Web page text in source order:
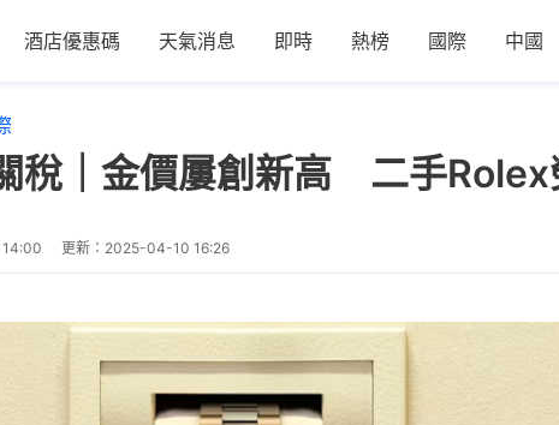
酒店優惠碼 天氣消息 即時 熱榜 國際 中國
稅｜金價屢創新高 二手
更新： 2025-04-10 16:26